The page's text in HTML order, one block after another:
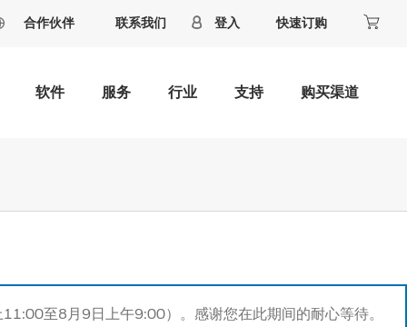
合作伙伴 联系我们 登入 快速订购
软件 服务 行业 支持 购买渠道
至8月9日上午9:00）。感谢您在此期间的耐心等待。